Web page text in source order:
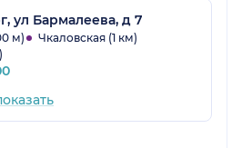
ул Бармалеева, д 7
м)
Чкаловская (1 км)